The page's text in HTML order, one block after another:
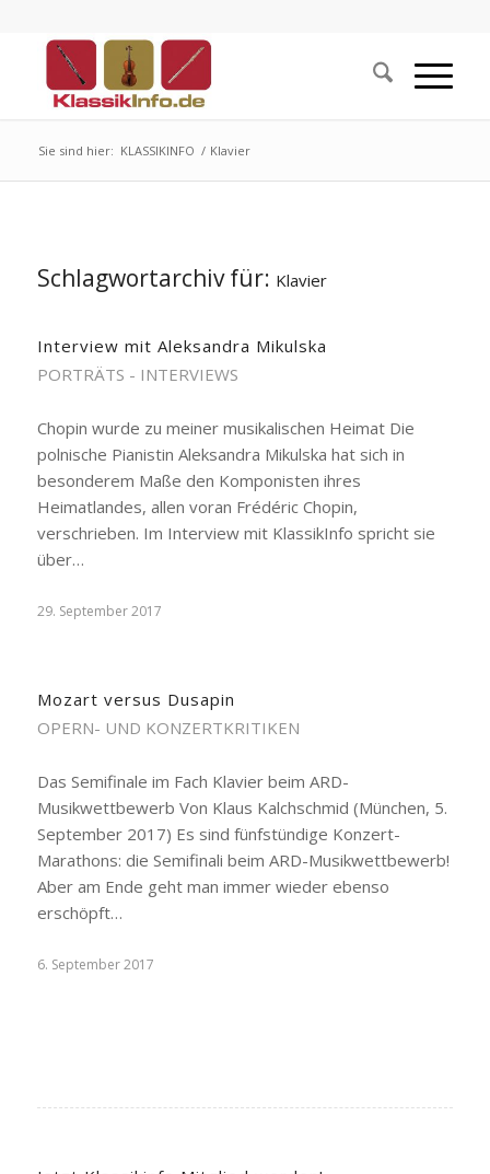
Sie sind hier: KLASSIKINFO / Klavier
Schlagwortarchiv für: Klavier
Interview mit Aleksandra Mikulska
PORTRÄTS - INTERVIEWS
Chopin wurde zu meiner musikalischen Heimat Die
polnische Pianistin Aleksandra Mikulska hat sich in
besonderem Maße den Komponisten ihres
Heimatlandes, allen voran Frédéric Chopin,
verschrieben. Im Interview mit KlassikInfo spricht sie
über…
29. September 2017
Mozart versus Dusapin
OPERN- UND KONZERTKRITIKEN
Das Semifinale im Fach Klavier beim ARD-
Musikwettbewerb Von Klaus Kalchschmid (München, 5.
September 2017) Es sind fünfstündige Konzert-
Marathons: die Semifinali beim ARD-Musikwettbewerb!
Aber am Ende geht man immer wieder ebenso
erschöpft…
6. September 2017